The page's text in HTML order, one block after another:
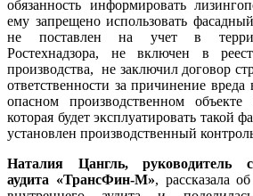
обязанность информировать
ему запрещено использовать
не поставлен на учет в
Ростехнадзора, не включен в
производства, не заключил договор
ответственности за причинение вреда
опасном производственном
которая будет эксплуатировать такой
установлен производственный
Наталия Цангль, руководитель
аудита «ТрансФин-М», рассказала